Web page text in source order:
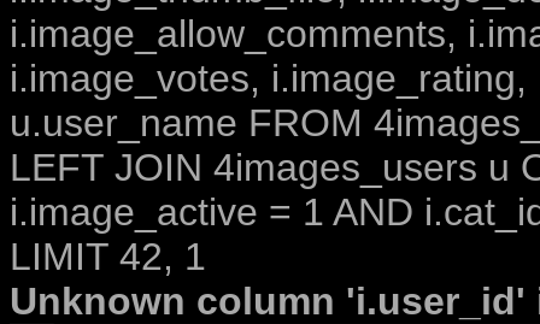
i.image_allow_comments,
i.image_votes,
u.user_name FROM
LEFT JOIN 4images_users u
i.image_active = 1 AND
LIMIT 42, 1
Unknown column